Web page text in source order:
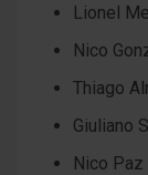
Lionel
Nico
Thiago
Giuliano
Nico Paz